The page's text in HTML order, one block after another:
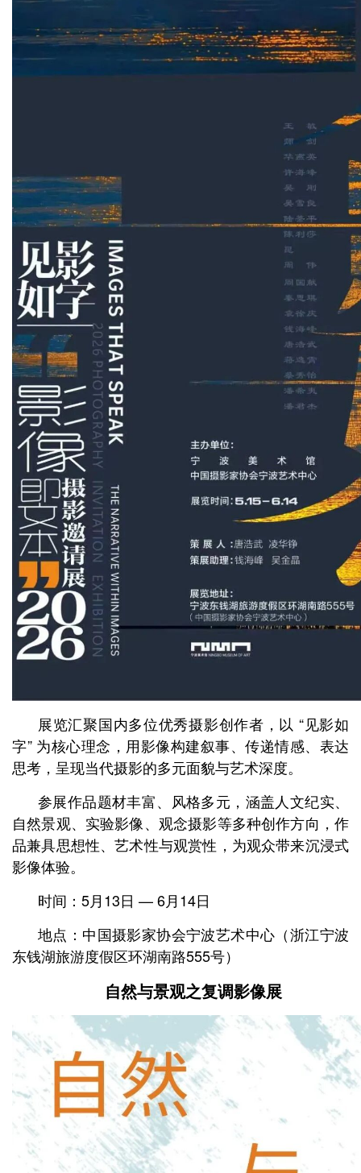
展览汇聚国内多位优秀摄影创作者，以 “见影如
字” 为核心理念，用影像构建叙事、传递情感、表达
思考，呈现当代摄影的多元面貌与艺术深度。
参展作品题材丰富、风格多元，涵盖人文纪实、
自然景观、实验影像、观念摄影等多种创作方向，作
品兼具思想性、艺术性与观赏性，为观众带来沉浸式
影像体验。
时间：5月13日 — 6月14日
地点：中国摄影家协会宁波艺术中心 （浙江宁波
东钱湖旅游度假区环湖南路555号）
自然与景观之复调影像展